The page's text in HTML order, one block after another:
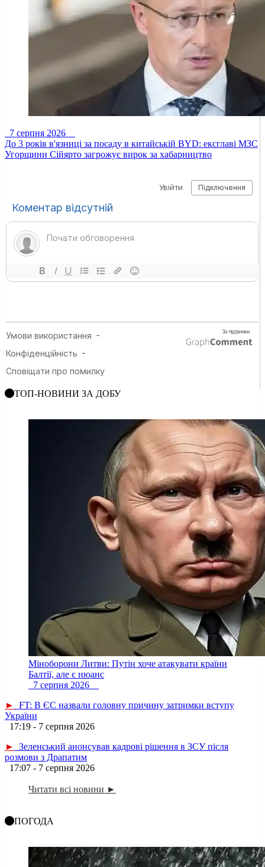
7 серпня 2026
До 3 років в'язниці за посаду в китайській BYD: ексглаві МЗС
Угорщини Сійярто загрожує вирок за хабарництво
ТОП-НОВИНИ ЗА ДОБУ
Міноборони Литви: Путін хоче атакувати країни
Балтії, але є нюанс
7 серпня 2026
►
FT: В ЄС назвали головну причину затримки вступу
України
17:19 - 7 серпня 2026
►
Зеленський анонсував кадрові рішення в ЗСУ після
розмови з Драпатим
17:07 - 7 серпня 2026
Читати всі новини ►
ПОГОДА